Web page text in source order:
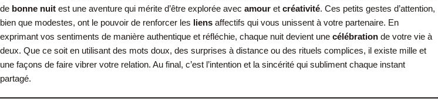
de bonne nuit est une aventure qui mérite d’être explorée avec amour et créativité. Ces petits gestes d’attention,
bien que modestes, ont le pouvoir de renforcer les liens affectifs qui vous unissent à votre partenaire. En
exprimant vos sentiments de manière authentique et réfléchie, chaque nuit devient une célébration de votre vie à
deux. Que ce soit en utilisant des mots doux, des surprises à distance ou des rituels complices, il existe mille et
une façons de faire vibrer votre relation. Au final, c’est l’intention et la sincérité qui subliment chaque instant
partagé.